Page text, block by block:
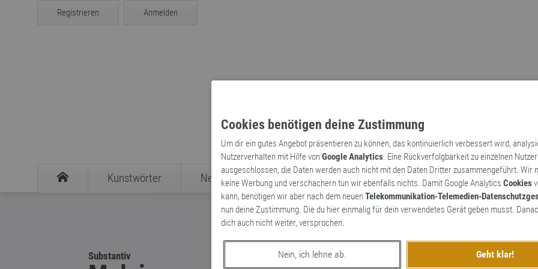
Cookies benötigen deine Zustimmung
Um dir ein gutes Angebot präsentieren zu können, das kontinuierlich verbessert wird,
Nutzerverhalten mit Hilfe vonGoogle Analytics. Eine Rückverfolgbarkeit zu einzelnen
ausgeschlossen, die Daten werden auch nicht mit den Daten Dritter zusammengeführt. Wir
keine Werbung und verschachern tun wir ebenfalls nichts. Damit Google Analytics Cookies
kann, benötigen wir aber nach dem neuenTelekommunikation-Telemedien-
nun deine Zustimmung. Die du hier einmalig für dein verwendetes Gerät geben musst.
dich auch nicht weiter, versprochen.
Nein, ich lehne ab. Geht klar!
Registrieren Anmelden
Kunstwörter Neologismen Archaismen Markennamen
Substantiv